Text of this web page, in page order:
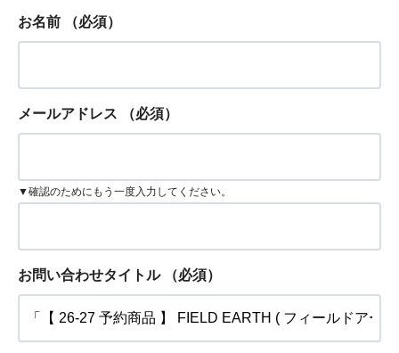
お名前 （必須）
メールアドレス （必須）
▼確認のためにもう一度入力してください。
お問い合わせタイトル （必須）